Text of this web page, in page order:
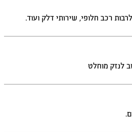
רכב חלופי, שירותי דלק ועוד.